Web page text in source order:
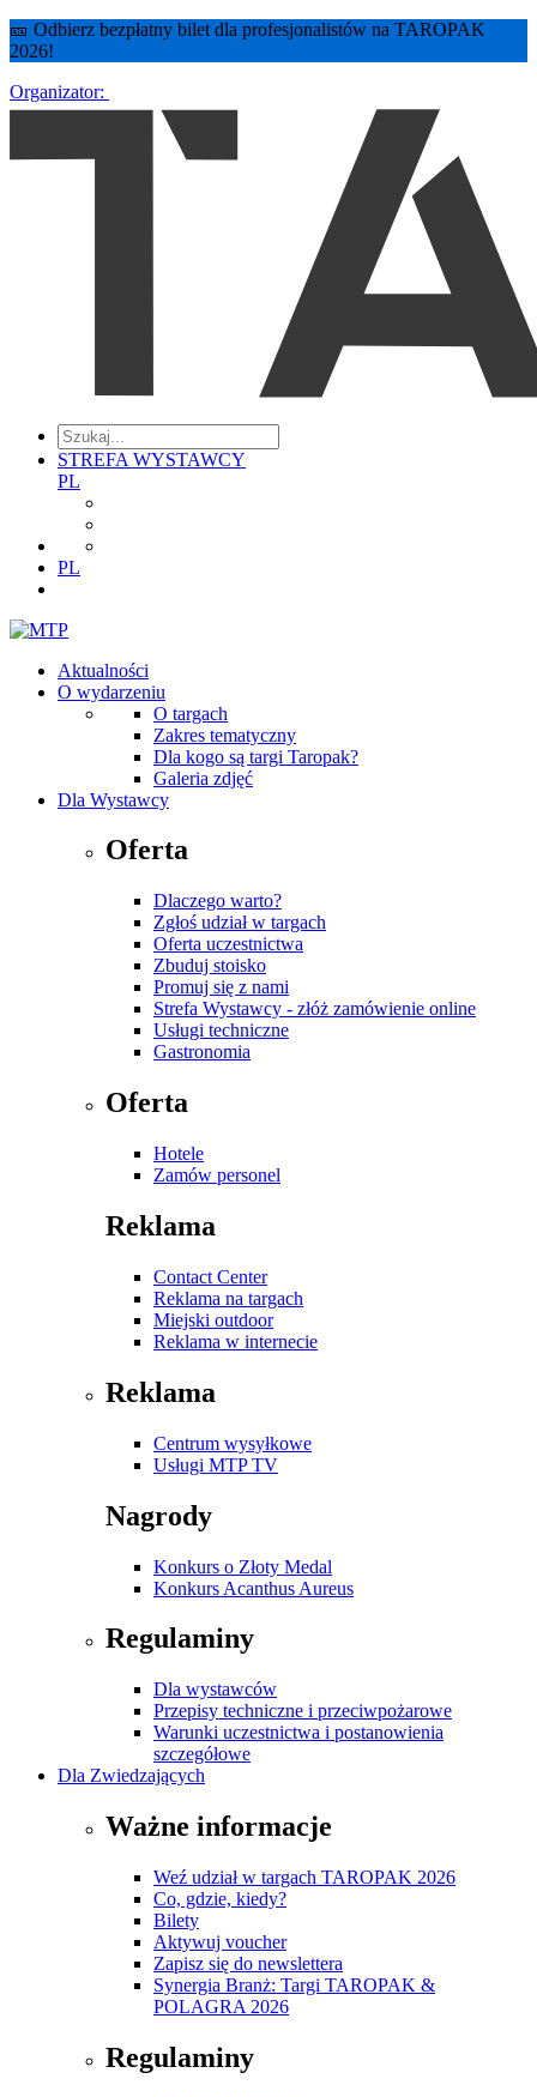
🎫 Odbierz bezpłatny bilet dla profesjonalistów na TAROPAK
2026!
Organizator:
STREFA WYSTAWCY
PL
PL
Aktualności
O wydarzeniu
O targach
Zakres tematyczny
Dla kogo są targi Taropak?
Galeria zdjęć
Dla Wystawcy
Oferta
Dlaczego warto?
Zgłoś udział w targach
Oferta uczestnictwa
Zbuduj stoisko
Promuj się z nami
Strefa Wystawcy - złóż zamówienie online
Usługi techniczne
Gastronomia
Oferta
Hotele
Zamów personel
Reklama
Contact Center
Reklama na targach
Miejski outdoor
Reklama w internecie
Reklama
Centrum wysyłkowe
Usługi MTP TV
Nagrody
Konkurs o Złoty Medal
Konkurs Acanthus Aureus
Regulaminy
Dla wystawców
Przepisy techniczne i przeciwpożarowe
Warunki uczestnictwa i postanowienia
szczegółowe
Dla Zwiedzających
Ważne informacje
Weź udział w targach TAROPAK 2026
Co, gdzie, kiedy?
Bilety
Aktywuj voucher
Zapisz się do newslettera
Synergia Branż: Targi TAROPAK &
POLAGRA 2026
Regulaminy